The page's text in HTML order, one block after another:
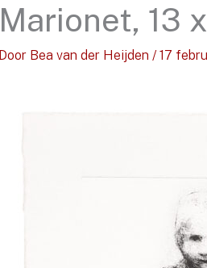
Marionet, 13
Door Bea van der Heijden / 17